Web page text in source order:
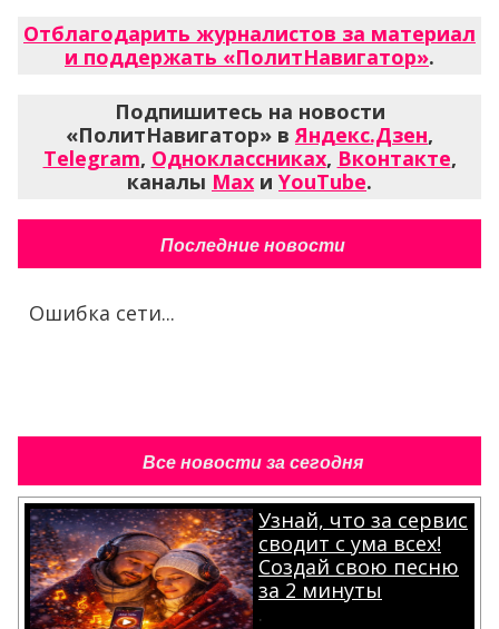
Отблагодарить журналистов за материал
и поддержать «ПолитНавигатор».
Подпишитесь на новости
«ПолитНавигатор» вЯндекс.Дзен,
Telegram, Одноклассниках, Вконтакте,
каналы Max и YouTube.
Последние новости
Ошибка сети...
Все новости за сегодня
Узнай, что за сервис
сводит с ума всех!
Создай свою песню
за 2 минуты
.